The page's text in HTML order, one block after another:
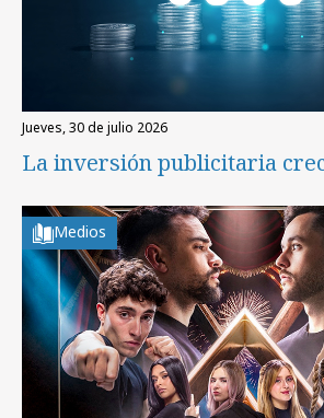
jueves, 30 de julio 2026
La inversión publicitaria
Medios